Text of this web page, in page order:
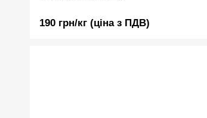
190 грн/кг (ціна з ПДВ)